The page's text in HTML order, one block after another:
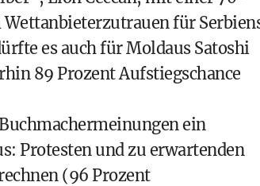
Wettanbieterzutrauen für
es auch für Moldaus Satoshi
89 Prozent Aufstiegschance
ein
Protesten und zu erwartenden
(96 Prozent